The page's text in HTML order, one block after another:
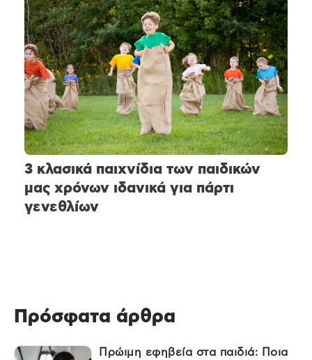
3 κλασικά παιχνίδια των παιδικών
μας χρόνων ιδανικά για πάρτι
γενεθλίων
Πρόσφατα άρθρα
Πρώιμη εφηβεία στα παιδιά: Ποια